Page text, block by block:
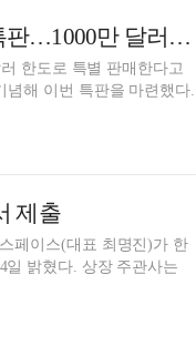
대신증권, 세전환산수익률 연 5.81% 미국채 특판…1000만 달러 한도
한도로 특별 판매한다고
념해 이번 특판을 마련했다.
제출
페이스(대표 최명진)가 한
일 밝혔다. 상장 주관사는